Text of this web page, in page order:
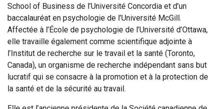
School of Business de l’Université Concordia et d’un
baccalauréat en psychologie de l’Université McGill.
Affectée à l’École de psychologie de l’Université d’Ottawa,
elle travaille également comme scientifique adjointe à
l’Institut de recherche sur le travail et la santé (Toronto,
Canada), un organisme de recherche indépendant sans but
lucratif qui se consacre à la promotion et à la protection de
la santé et de la sécurité au travail.